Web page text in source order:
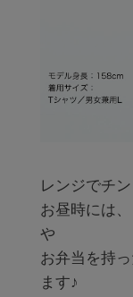
レンジでチ
お昼時には
や
お弁当を持
ます♪